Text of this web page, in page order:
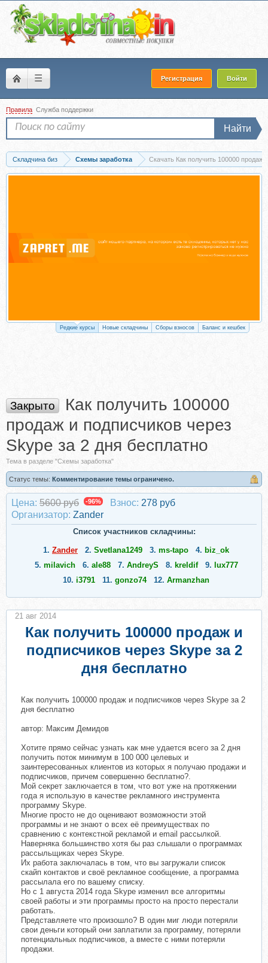
☰ Регистрация Войти
Правила Служба поддержки
Найти
Складчина биз Схемы заработка Скачать Как получить 100000 продаж
Редкие курсы Новые складчины Сборы взносов Баланс и кешбек
Закрыто
Как получить 100000
продаж и подписчиков через
Skype за 2 дня бесплатно
Тема в разделе "Схемы заработка"
Статус темы: Комментирование темы ограничено.
Цена: 5600 руб -96% Взнос: 278 руб
Организатор: Zander
Список участников складчины:
1. Zander 2. Svetlana1249 3. ms-tapo 4. biz_ok
5. milavich 6. ale88 7. AndreyS 8. kreldif 9. lux777
10. i3791 11. gonzo74 12. Armanzhan
Как получить 100000 продаж и
подписчиков через Skype за 2
дня бесплатно
Как получить 100000 продаж и подписчиков через Skype за 2
дня бесплатно
автор: Максим Демидов
Хотите прямо сейчас узнать как мне удается всего за 2 дня
получить поток минимум в 100 000 целевых и
заинтересованных клиентов из которых я получаю продажи и
подписчиков, причем совершенно бесплатно?.
Мой секрет заключается в том, что вот уже на протяжении
года я использую в качестве рекламного инструмента
программу Skype.
Многие просто не до оценивают возможности этой
программы и не знают о всех её преимуществах по
сравнению с контекстной рекламой и email рассылкой.
Наверняка большинство хотя бы раз слышали о программах
рассыльщиках через Skype.
Их работа заключалась в том, что вы загружали список
скайп контактов и своё рекламное сообщение, а программа
рассылала его по вашему списку.
Но с 1 августа 2014 года Skype изменил все алгоритмы
своей работы и эти программы просто на просто перестали
работать.
Представляете что произошло? В один миг люди потеряли
свои деньги который они заплатили за программу, потеряли
потенциальных подписчиков, а вместе с ними потеряли
продажи.
21 авг 2014